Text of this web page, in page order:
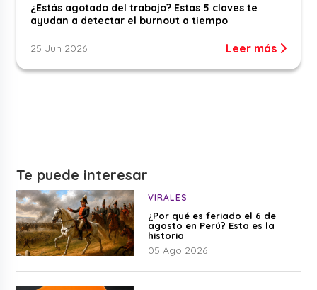
¿Estás agotado del trabajo? Estas 5 claves te
ayudan a detectar el burnout a tiempo
25 Jun 2026 Leer más
Te puede interesar
VIRALES
¿Por qué es feriado el 6 de
agosto en Perú? Esta es la
historia
05 Ago 2026